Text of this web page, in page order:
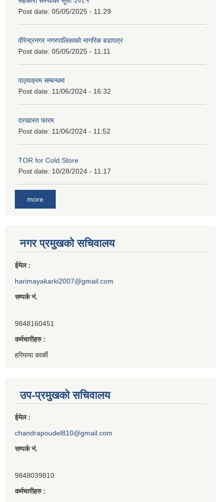
Post date: 05/05/2025 - 11:29
वीरेन्द्रनगर नगरपालिकाको नागरिक बडापत्र
Post date: 05/05/2025 - 11:11
पाठ्यक्रम सम्बन्धमा
Post date: 11/06/2024 - 16:32
दरखास्त फारम
Post date: 11/06/2024 - 11:52
TOR for Cold Store
Post date: 10/28/2024 - 11:17
more
नगर प्रमुखको सचिवालय
ईमेल :
harimayakarki2007@gmail.com
सम्पर्क नं.
9848160451
कर्मचारीहरु :
हरिमाया कार्की
उप-प्रमुखको सचिवालय
ईमेल :
chandrapoudel810@gmail.com
सम्पर्क नं.
9848039810
कर्मचारीहरु :